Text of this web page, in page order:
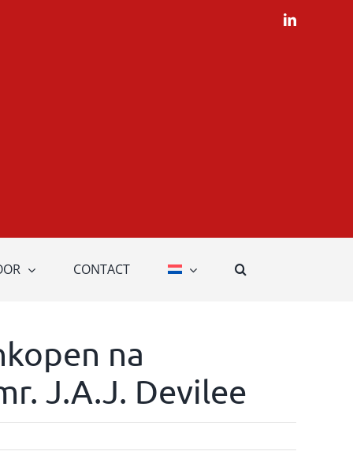
LinkedIn
CONTACT
na
J.A.J. Devilee